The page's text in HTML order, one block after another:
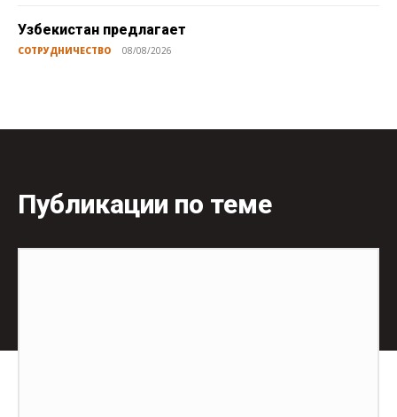
Узбекистан предлагает
СОТРУДНИЧЕСТВО 08/08/2026
Публикации по теме